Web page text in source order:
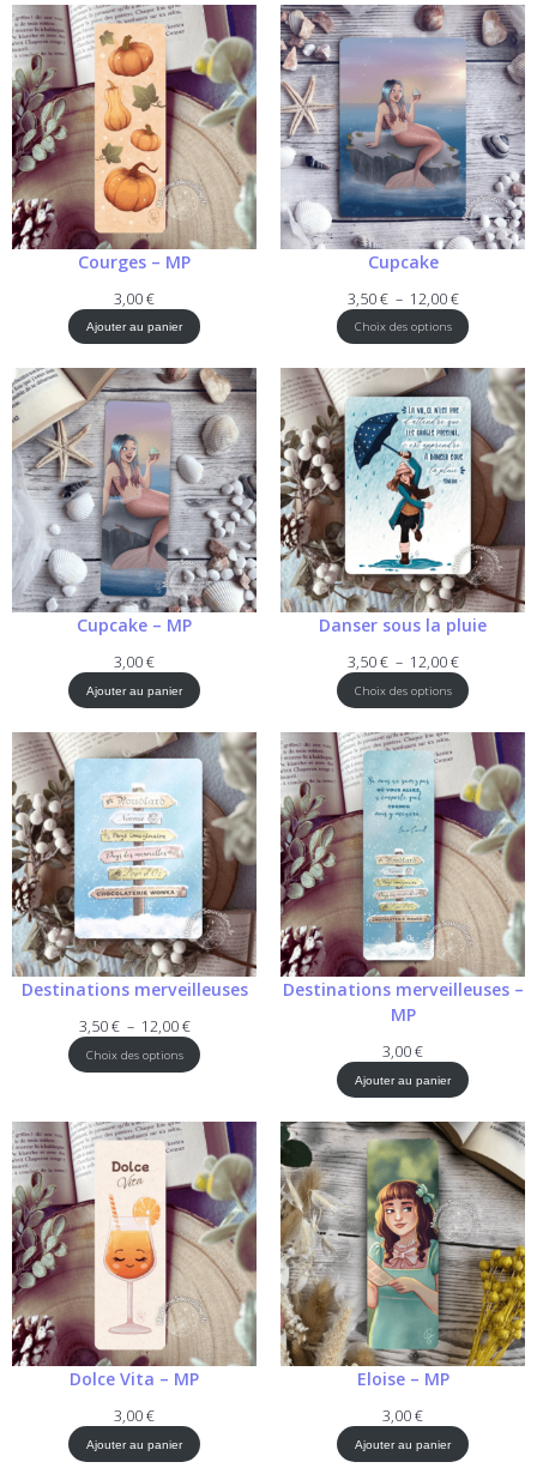
12,00 €
Courges – MP
3,00€
Ajouter au panier
Cupcake
3,50€ – 12,00€Plage
de
prix :
à
12,00 €
Choix des options
Cupcake – MP
3,00€
Ajouter au panier
Danser sous la pluie
3,50€ – 12,00€Plage
de
prix :
12,00 €
Choix des options
Destinations merveilleuses
3,50€ – 12,00€Plage
de
prix :
12,00 €
Choix des options
Destinations merveilleuses –
MP
3,00€
Ajouter au panier
Dolce Vita – MP
3,00€
Ajouter au panier
Eloise – MP
3,00€
Ajouter au panier